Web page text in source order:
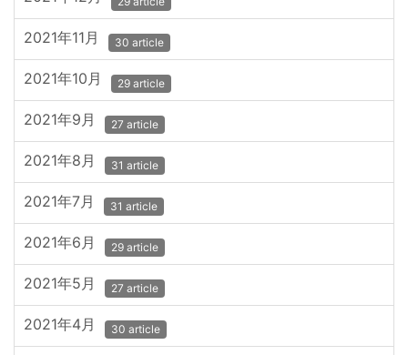
2021年11月 30 article
2021年10月 29 article
2021年9月 27 article
2021年8月 31 article
2021年7月 31 article
2021年6月 29 article
2021年5月 27 article
2021年4月 30 article